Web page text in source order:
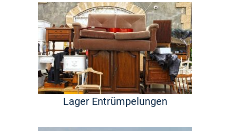
Lager Entrümpelungen